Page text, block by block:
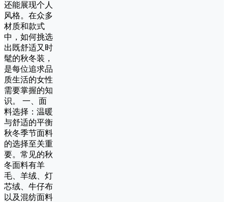
还能展现个人
风格。在众多
材质和款式
中，如何挑选
出既舒适又时
髦的秋冬装，
是每位追求品
质生活的女性
需要掌握的知
识。 一、面
料选择：温暖
与舒适的平衡
秋冬季节面料
的选择至关重
要。常见的秋
冬面料有羊
毛、羊绒、灯
芯绒、牛仔布
以及混纺面料